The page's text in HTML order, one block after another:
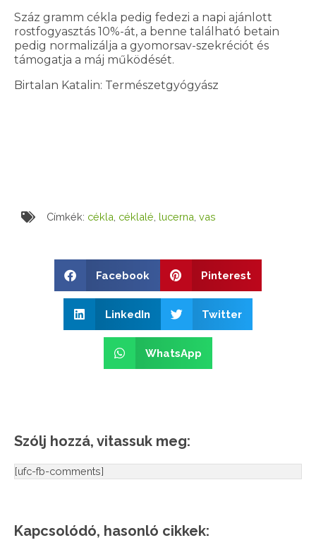
Száz gramm cékla pedig fedezi a napi ajánlott
rostfogyasztás 10%-át, a benne található betain
pedig normalizálja a gyomorsav-szekréciót és
támogatja a máj működését.
Birtalan Katalin: Természetgyógyász
Címkék: cékla céklalé lucerna vas
Facebook Pinterest
LinkedIn Twitter
WhatsApp
Szólj hozzá, vitassuk meg:
[ufc-fb-comments]
Kapcsolódó, hasonló cikkek: